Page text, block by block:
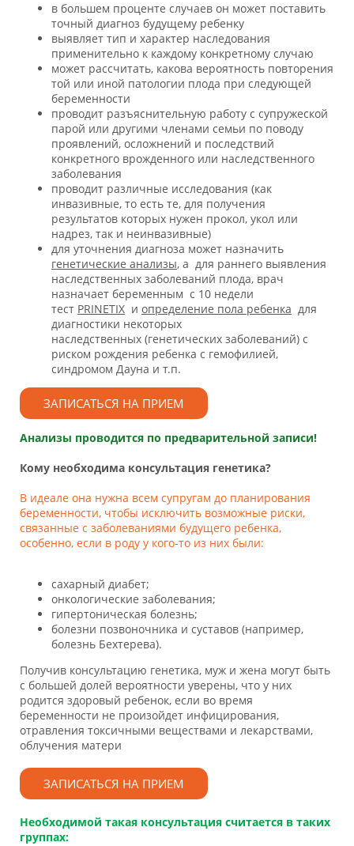
в большем проценте случаев он может поставить
точный диагноз будущему ребенку
выявляет тип и характер наследования
применительно к каждому конкретному случаю
может рассчитать, какова вероятность повторения
той или иной патологии плода при следующей
беременности
проводит разъяснительную работу с супружеской
парой или другими членами семьи по поводу
проявлений, осложнений и последствий
конкретного врожденного или наследственного
заболевания
проводит различные исследования (как
инвазивные, то есть те, для получения
результатов которых нужен прокол, укол или
надрез, так и неинвазивные)
для уточнения диагноза может назначить
генетические анализы, а для раннего выявления
наследственных заболеваний плода, врач
назначает беременным с 10 недели
тест PRINETIX и определение пола ребенка для
диагностики некоторых
наследственных (генетических заболеваний) с
риском рождения ребенка с гемофилией,
синдромом Дауна и т.п.
ЗАПИСАТЬСЯ НА ПРИЕМ
Анализы проводится по предварительной записи!
Кому необходима консультация генетика?
В идеале она нужна всем супругам до планирования
беременности, чтобы исключить возможные риски,
связанные с заболеваниями будущего ребенка,
особенно, если в роду у кого-то из них были:
сахарный диабет;
онкологические заболевания;
гипертоническая болезнь;
болезни позвоночника и суставов (например,
болезнь Бехтерева).
Получив консультацию генетика, муж и жена могут быть
с большей долей вероятности уверены, что у них
родится здоровый ребенок, если во время
беременности не произойдет инфицирования,
отравления токсичными веществами и лекарствами,
облучения матери
ЗАПИСАТЬСЯ НА ПРИЕМ
Необходимой такая консультация считается в таких
группах: